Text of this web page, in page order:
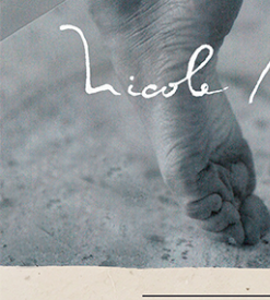
24/04/
NICOLE BUNOUT